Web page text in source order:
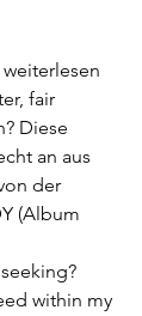
fair
Diese
an aus
der
(Album
within my